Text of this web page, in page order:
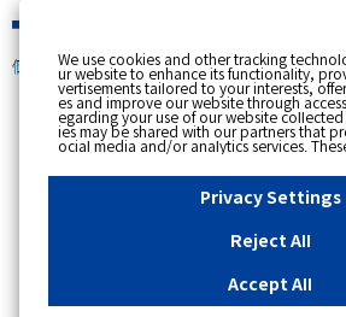
個人のお客さま
[ トップへ戻る ]
カテゴリー表示
更新日時 : 2025/12/19 18:33
エネファームの燃料電池ユニ
くらいか知りたい。
We use cookies and other tracking
ur website to enhance its functionality,
vertisements tailored to your interests,
es and improve our website through
egarding your use of our website
ies may be shared with our partners that
ocial media and/or analytics services.
bine the data shared by us with other data
ded to them or that they have collected
ervices or other websites to analyse and
ts delivered to you by businesses other
essary Cookies, please click "Reject All". If
of all Cookies, please click "Accept All". To
u can change your consent or rejection
"Privacy Settings"button on this
our browser's "Settings". For more
Privacy Settings
Reject All
Accept All